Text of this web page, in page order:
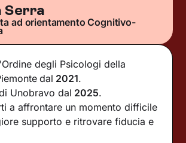
Serra
ad orientamento Cognitivo-
degli Psicologi della
dal 2021.
Unobravo dal 2025.
a affrontare un momento difficile
supporto e ritrovare fiducia e